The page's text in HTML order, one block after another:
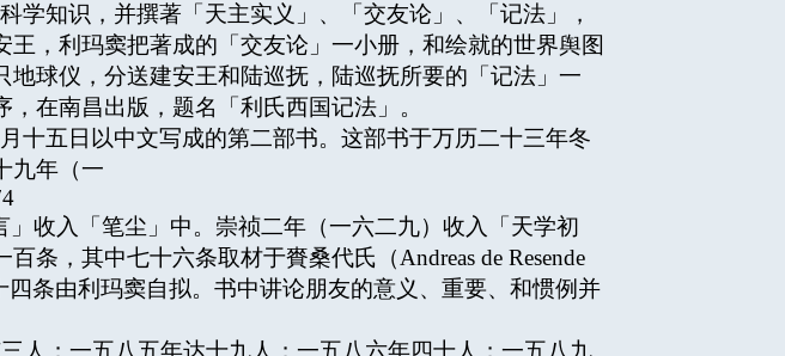
知识，并撰著「天主实义」、「交友论」、「记法」，
，利玛窦把著成的「交友论」一小册，和绘就的世界舆图
球仪，分送建安王和陆巡抚，陆巡抚所要的「记法」一
在南昌出版，题名「利氏西国记法」。
十五日以中文写成的第二部书。这部书于万历二十三年冬
九年（一
收入「笔尘」中。崇祯二年（一六二九）收入「天学初
条，其中七十六条取材于賚桑代氏（Andreas de Resende
四条由利玛窦自拟。书中讲论朋友的意义、重要、和惯例并
；一五八五年达十九人；一五八六年四十人；一五八九